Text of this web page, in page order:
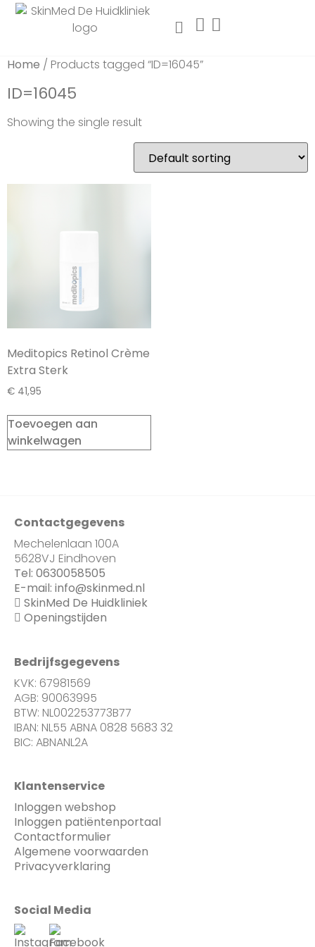
Home / Products tagged “ID=16045”
ID=16045
Showing the single result
Meditopics Retinol Crème
Extra Sterk
€ 41,95
Toevoegen aan
winkelwagen
Contactgegevens
Mechelenlaan 100A
5628VJ Eindhoven
Tel: 0630058505
E-mail: info@skinmed.nl
SkinMed De Huidkliniek
Openingstijden
Bedrijfsgegevens
KVK: 67981569
AGB: 90063995
BTW: NL002253773B77
IBAN: NL55 ABNA 0828 5683 32
BIC: ABNANL2A
Klantenservice
Inloggen webshop
Inloggen patiëntenportaal
Contactformulier
Algemene voorwaarden
Privacyverklaring
Social Media